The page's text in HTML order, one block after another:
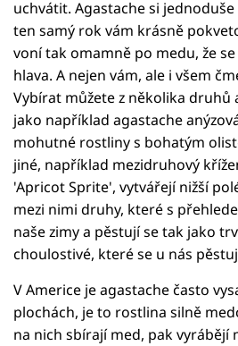
uchvátit. Agastache si
ten samý rok vám krásně
voní tak omamně po medu, že
hlava. A nejen vám, ale i všem
Vybírat můžete z několika druhů
jako například agastache
mohutné rostliny s bohatým
jiné, například mezidruhový
'Apricot Sprite', vytvářejí nižší
mezi nimi druhy, které s
naše zimy a pěstují se tak jako
choulostivé, které se u nás
V Americe je agastache často
plochách, je to rostlina silně
na nich sbírají med, pak vyrábějí